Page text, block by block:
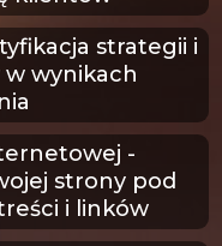
strategii i
wynikach
-
strony pod
i linków